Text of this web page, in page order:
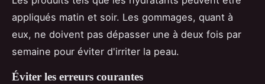
appliqués matin et soir. Les gommages, quant à
eux, ne doivent pas dépasser une à deux fois par
semaine pour éviter d'irriter la peau.
Éviter les erreurs courantes